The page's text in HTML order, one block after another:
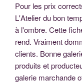
Pour les prix
L'Atelier du bon
à l'ombre. Cette
rend. Vraiment
clients. Bonne
produits et
galerie marchande